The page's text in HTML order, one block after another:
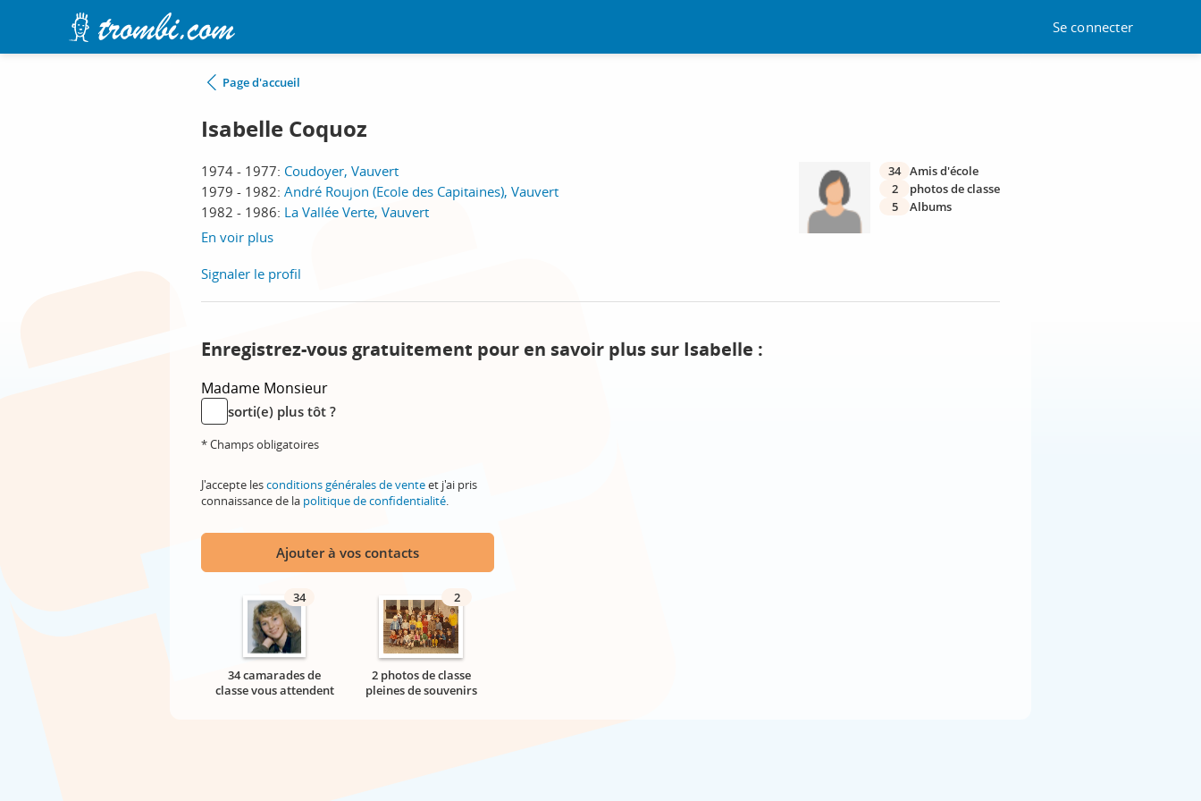
Se connecter
Page d'accueil
Isabelle Coquoz
1974 - 1977: Coudoyer, Vauvert
1979 - 1982: André Roujon (Ecole des Capitaines), Vauvert
1982 - 1986: La Vallée Verte, Vauvert
En voir plus
34 Amis d'école
2
photos de classe
5
Albums
Signaler le profil
Enregistrez-vous gratuitement pour en savoir plus sur Isabelle :
Madame Monsieur
sorti(e) plus tôt ?
* Champs obligatoires
J'accepte lesconditions générales de venteet j'ai pris
connaissance de la politique de confidentialité.
Ajouter à vos contacts
34
34 camarades de
classe vous attendent
2
2 photos de classe
pleines de souvenirs